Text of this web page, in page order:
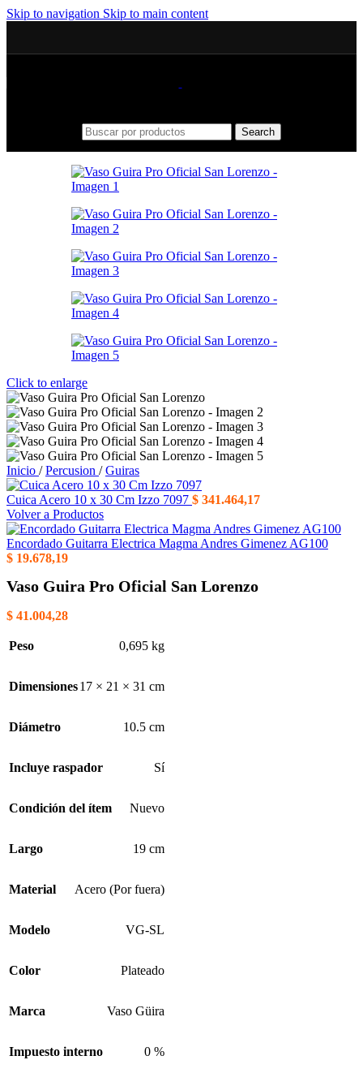
Skip to navigation Skip to main content
Search
Click to enlarge
Inicio / Percusion / Guiras
Cuica Acero 10 x 30 Cm Izzo 7097 $ 341.464,17
Volver a Productos
Encordado Guitarra Electrica Magma Andres Gimenez AG100
$ 19.678,19
Vaso Guira Pro Oficial San Lorenzo
$ 41.004,28
Peso 0,695 kg
Dimensiones17 × 21 × 31 cm
Diámetro 10.5 cm
Incluye raspador Sí
Condición del ítem Nuevo
Largo 19 cm
Material Acero (Por fuera)
Modelo VG-SL
Color Plateado
Marca Vaso Güira
Impuesto interno 0 %